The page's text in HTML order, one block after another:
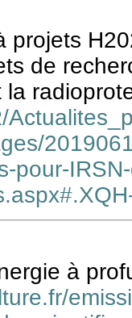
projets
de
la
pour-
à